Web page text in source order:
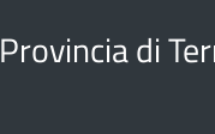
Provincia di